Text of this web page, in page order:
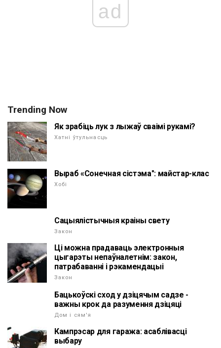
ad
Trending Now
Як зрабіць лук з лыжаў сваімі рукамі?
Хатні ўтульнасць
Выраб «Сонечная сістэма": майстар-клас
Хобі
Сацыялістычныя краіны свету
Закон
Ці можна прадаваць электронныя
цыгарэты непаўналетнім: закон,
патрабаванні і рэкамендацыі
Закон
Бацькоўскі сход у дзіцячым садзе -
важны крок да разумення дзіцяці
Дом і сям'я
Кампрэсар для гаража: асаблівасці
выбару